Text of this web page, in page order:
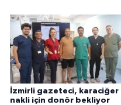
İzmirli gazeteci, karaciğer
nakli için donör bekliyor